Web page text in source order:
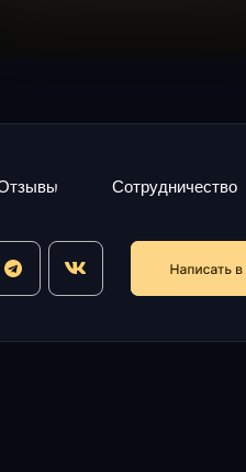
Сотрудничество